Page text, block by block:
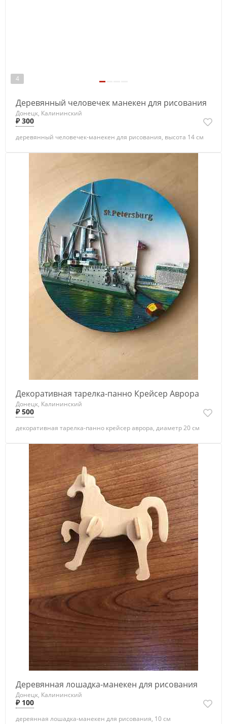
4
Деревянный человечек манекен для рисования
Донецк, Калининский
₽ 300
деревянный человечек-манекен для рисования, высота 14 см
Декоративная тарелка-панно Крейсер Аврора
Донецк, Калининский
₽ 500
декоративная тарелка-панно крейсер аврора, диаметр 20 см
Деревянная лошадка-манекен для рисования
Донецк, Калининский
₽ 100
дереянная лошадка-манекен для рисования, 10 см